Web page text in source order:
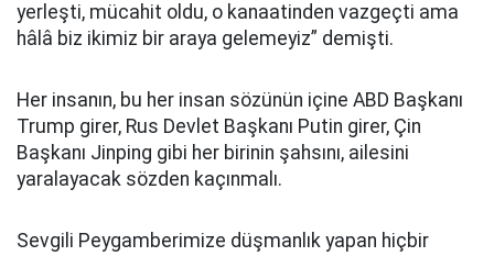
yerleşti, mücahit oldu, o kanaatinden vazgeçti ama
hâlâ biz ikimiz bir araya gelemeyiz” demişti.
Her insanın, bu her insan sözünün içine ABD Başkanı
Trump girer, Rus Devlet Başkanı Putin girer, Çin
Başkanı Jinping gibi her birinin şahsını, ailesini
yaralayacak sözden kaçınmalı.
Sevgili Peygamberimize düşmanlık yapan hiçbir